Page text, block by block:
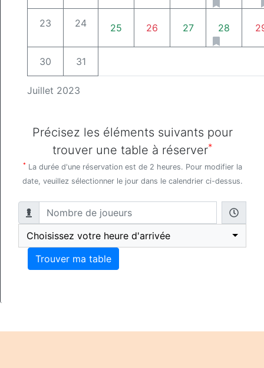
Juillet 2023
23 24 25 26 27 28
30 31
Précisez les éléments suivants pour
trouver une table à réserver*
* La durée d'une réservation est de 2 heures. Pour modifier la
date, veuillez sélectionner le jour dans le calendrier ci-dessus.
Choisissez votre heure d'arrivée
Trouver ma table